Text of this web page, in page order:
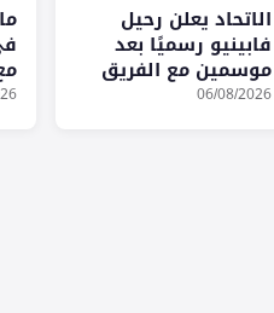
الاتحاد يعلن رحيل
فابينيو رسميًا بعد
موسمين مع الفريق
06/08/2026